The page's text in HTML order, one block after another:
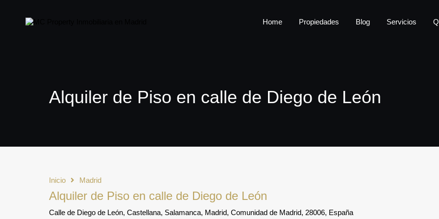
Home Propiedades
Home Propiedades Blog Servicios
Alquiler de Piso en calle de Diego de León
Inicio Madrid
Alquiler de Piso en calle de Diego de León
Calle de Diego de León, Castellana, Salamanca, Madrid, Comunidad de Madrid, 28006, España